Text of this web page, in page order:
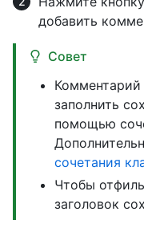
добавить
Совет
заполнить
помощью
сочетания
Чтобы
заголовок